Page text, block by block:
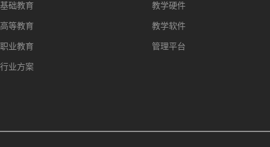
基础教育
高等教育
职业教育
行业方案
教学硬件
教学软件
管理平台